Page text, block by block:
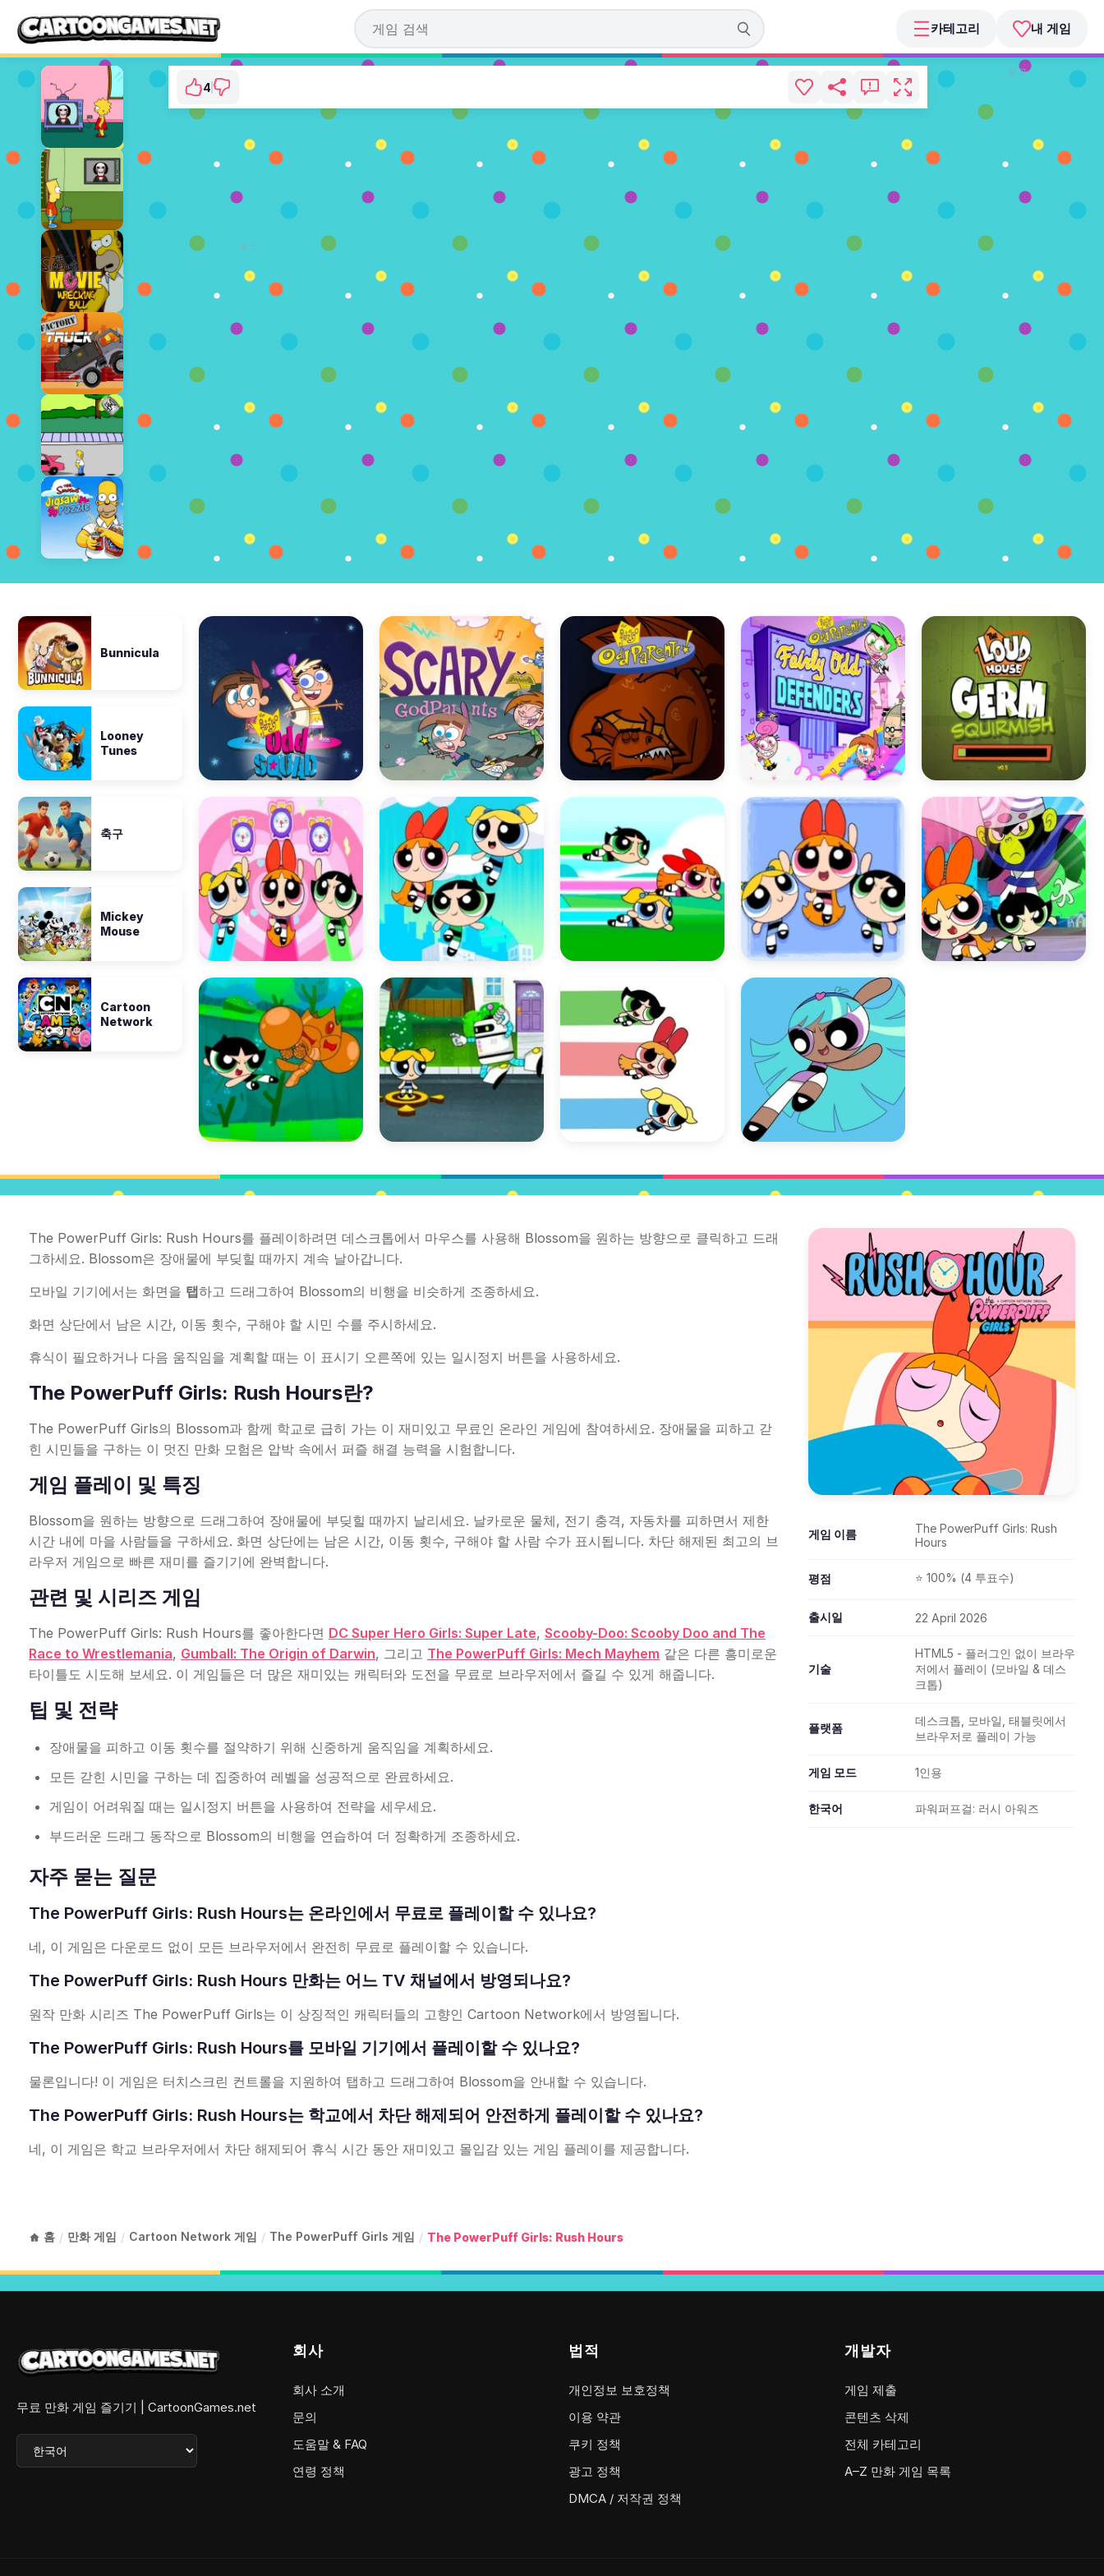
카테고리 내 게임
⭐ 100% (4 투표수)
지금 플레이
4
광고
광고
Bunnicula
Looney
Tunes
축구
Mickey
Mouse
Cartoon
Network
The PowerPuff Girls: Rush Hours를 플레이하려면 데스크톱에서 마우스를 사용해 Blossom을 원하는 방향으로 클릭하고 드래
그하세요. Blossom은 장애물에 부딪힐 때까지 계속 날아갑니다.
모바일 기기에서는 화면을 탭하고 드래그하여 Blossom의 비행을 비슷하게 조종하세요.
화면 상단에서 남은 시간, 이동 횟수, 구해야 할 시민 수를 주시하세요.
휴식이 필요하거나 다음 움직임을 계획할 때는 이 표시기 오른쪽에 있는 일시정지 버튼을 사용하세요.
The PowerPuff Girls: Rush Hours란?
The PowerPuff Girls의 Blossom과 함께 학교로 급히 가는 이 재미있고 무료인 온라인 게임에 참여하세요. 장애물을 피하고 갇
힌 시민들을 구하는 이 멋진 만화 모험은 압박 속에서 퍼즐 해결 능력을 시험합니다.
게임 플레이 및 특징
Blossom을 원하는 방향으로 드래그하여 장애물에 부딪힐 때까지 날리세요. 날카로운 물체, 전기 충격, 자동차를 피하면서 제한
시간 내에 마을 사람들을 구하세요. 화면 상단에는 남은 시간, 이동 횟수, 구해야 할 사람 수가 표시됩니다. 차단 해제된 최고의 브
라우저 게임으로 빠른 재미를 즐기기에 완벽합니다.
관련 및 시리즈 게임
The PowerPuff Girls: Rush Hours를 좋아한다면 DC Super Hero Girls: Super Late, Scooby-Doo: Scooby Doo and The
Race to Wrestlemania, Gumball: The Origin of Darwin, 그리고 The PowerPuff Girls: Mech Mayhem 같은 다른 흥미로운
타이틀도 시도해 보세요. 이 게임들은 더 많은 재미있는 캐릭터와 도전을 무료로 브라우저에서 즐길 수 있게 해줍니다.
팁 및 전략
장애물을 피하고 이동 횟수를 절약하기 위해 신중하게 움직임을 계획하세요.
모든 갇힌 시민을 구하는 데 집중하여 레벨을 성공적으로 완료하세요.
게임이 어려워질 때는 일시정지 버튼을 사용하여 전략을 세우세요.
부드러운 드래그 동작으로 Blossom의 비행을 연습하여 더 정확하게 조종하세요.
자주 묻는 질문
The PowerPuff Girls: Rush Hours는 온라인에서 무료로 플레이할 수 있나요?
네, 이 게임은 다운로드 없이 모든 브라우저에서 완전히 무료로 플레이할 수 있습니다.
The PowerPuff Girls: Rush Hours 만화는 어느 TV 채널에서 방영되나요?
원작 만화 시리즈 The PowerPuff Girls는 이 상징적인 캐릭터들의 고향인 Cartoon Network에서 방영됩니다.
The PowerPuff Girls: Rush Hours를 모바일 기기에서 플레이할 수 있나요?
물론입니다! 이 게임은 터치스크린 컨트롤을 지원하여 탭하고 드래그하여 Blossom을 안내할 수 있습니다.
The PowerPuff Girls: Rush Hours는 학교에서 차단 해제되어 안전하게 플레이할 수 있나요?
네, 이 게임은 학교 브라우저에서 차단 해제되어 휴식 시간 동안 재미있고 몰입감 있는 게임 플레이를 제공합니다.
게임 이름
The PowerPuff Girls: Rush
Hours
평점 ⭐ 100% (4 투표수)
출시일 22 April 2026
기술
HTML5 - 플러그인 없이 브라우
저에서 플레이 (모바일 & 데스
크톱)
플랫폼
데스크톱, 모바일, 태블릿에서
브라우저로 플레이 가능
게임 모드 1인용
한국어 파워퍼프걸: 러시 아워즈
홈 / 만화 게임 / Cartoon Network 게임 / The PowerPuff Girls 게임 / The PowerPuff Girls: Rush Hours
무료 만화 게임 즐기기 | CartoonGames.net
회사
회사 소개
문의
도움말 & FAQ
연령 정책
법적
개인정보 보호정책
이용 약관
쿠키 정책
광고 정책
DMCA / 저작권 정책
개발자
게임 제출
콘텐츠 삭제
전체 카테고리
A–Z 만화 게임 목록